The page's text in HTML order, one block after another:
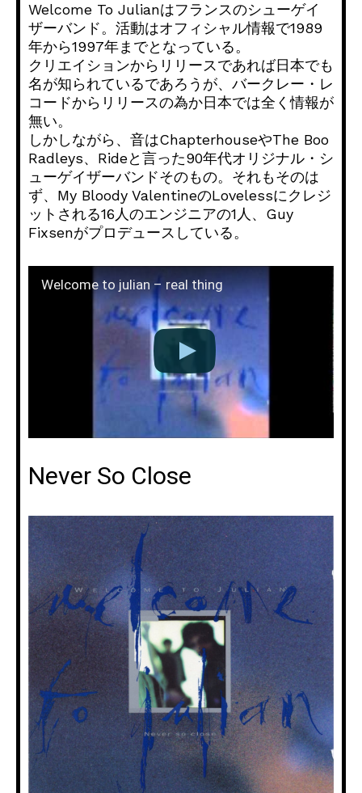
Welcome To Julianはフランスのシューゲイ
ザーバンド。活動はオフィシャル情報で1989
年から1997年までとなっている。
クリエイションからリリースであれば日本でも
名が知られているであろうが、バークレー・レ
コードからリリースの為か日本では全く情報が
無い。
しかしながら、音はChapterhouseやThe Boo
Radleys、Rideと言った90年代オリジナル・シ
ューゲイザーバンドそのもの。それもそのは
ず、My Bloody ValentineのLovelessにクレジ
ットされる16人のエ​​ンジニアの1人、Guy
Fixsenがプロデュースしている。
Welcome to julian – real thing
Never So Close